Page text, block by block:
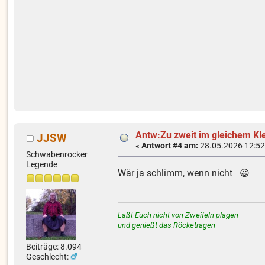
JJSW
Schwabenrocker
Legende
Beiträge: 8.094
Geschlecht:
Antw:Zu zweit im gleichem
«Antwort #4 am: 28.05.2026 12:52
Wär ja schlimm, wenn nicht 😃
Laßt Euch nicht von Zweifeln plagen
und genießt das Röcketragen